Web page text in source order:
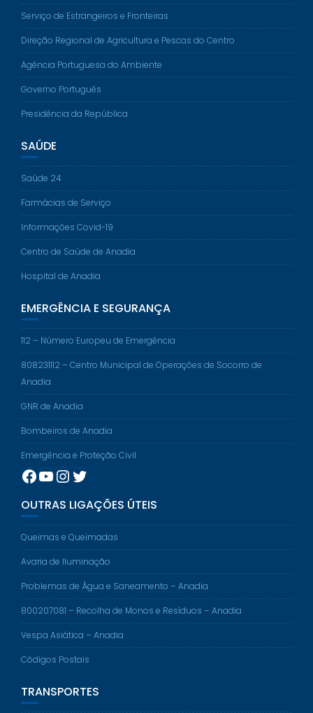
Serviço de Estrangeiros e Fronteiras
Direção Regional de Agricultura e Pescas do Centro
Agência Portuguesa do Ambiente
Governo Português
Presidência da República
SAÚDE
Saúde 24
Farmácias de Serviço
Informações Covid-19
Centro de Saúde de Anadia
Hospital de Anadia
EMERGÊNCIA E SEGURANÇA
112 – Número Europeu de Emergência
808231112 – Centro Municipal de Operações de Socorro de
Anadia
GNR de Anadia
Bombeiros de Anadia
Emergência e Proteção Civil
Facebook
YouTube
Instagram
Twitter
OUTRAS LIGAÇÕES ÚTEIS
Queimas e Queimadas
Avaria de Iluminação
Problemas de Água e Saneamento – Anadia
800207081 – Recolha de Monos e Resíduos – Anadia
Vespa Asiática – Anadia
Códigos Postais
TRANSPORTES